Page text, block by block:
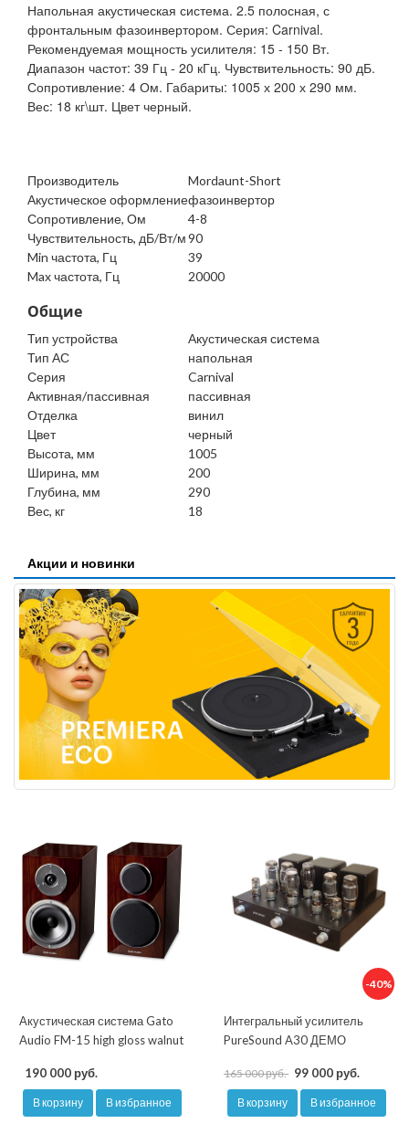
Напольная акустическая система. 2.5 полосная, с
фронтальным фазоинвертором. Серия: Carnival.
Рекомендуемая мощность усилителя: 15 - 150 Вт.
Диапазон частот: 39 Гц - 20 кГц. Чувствительность: 90 дБ.
Сопротивление: 4 Ом. Габариты: 1005 х 200 х 290 мм.
Вес: 18 кг\шт. Цвет черный.
Производитель
Mordaunt-Short
Акустическое оформлениефазоинвертор
Сопротивление, Ом
4-8
Чувствительность, дБ/Вт/м90
Min частота, Гц
39
Max частота, Гц
20000
Общие
Тип устройства
Акустическая система
Тип АС
напольная
Серия
Carnival
Активная/пассивная
пассивная
Отделка
винил
Цвет
черный
Высота, мм
1005
Ширина, мм
200
Глубина, мм
290
Вес, кг
18
Акции и новинки
Акустическая система Gato
Audio FM-15 high gloss walnut
190 000 руб.
В корзину В избранное
-40%
Интегральный усилитель
PureSound A30 ДЕМО
165 000 руб. 99 000 руб.
В корзину В избранное